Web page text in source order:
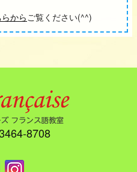
からご覧ください(^^)
8708